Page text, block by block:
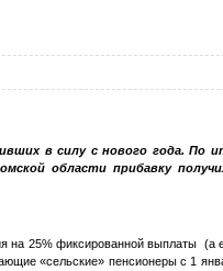
в силу с нового года. По
области прибавку
на 25% фиксированной выплаты (а
«сельские» пенсионеры с 1